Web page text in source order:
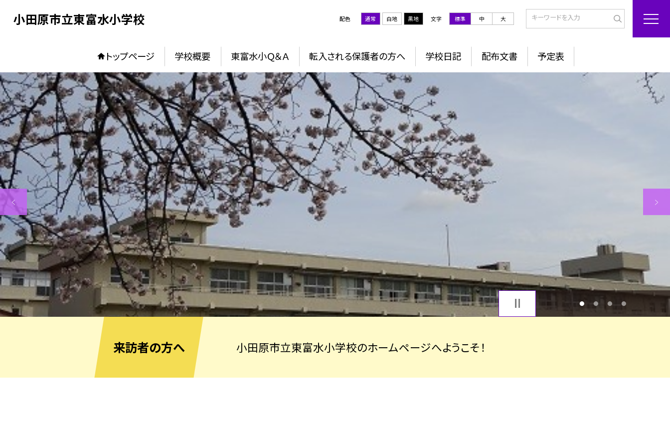
小田原市立東富水小学校 配色 通常 白地 黒地 文字 標準 中 大
トップページ 学校概要 東富水小Ｑ＆Ａ 転入される保護者の方へ 学校日記 配布文書 予定表
1 2 3 4
来訪者の方へ 小田原市立東富水小学校のホームページへようこそ！